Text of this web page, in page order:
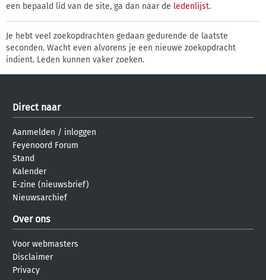
een bepaald lid van de site, ga dan naar de ledenlijst.
Je hebt veel zoekopdrachten gedaan gedurende de laatste
seconden. Wacht even alvorens je een nieuwe zoekopdracht
indient. Leden kunnen vaker zoeken.
Direct naar
Aanmelden / inloggen
Feyenoord Forum
Stand
Kalender
E-zine (nieuwsbrief)
Nieuwsarchief
Over ons
Voor webmasters
Disclaimer
Privacy